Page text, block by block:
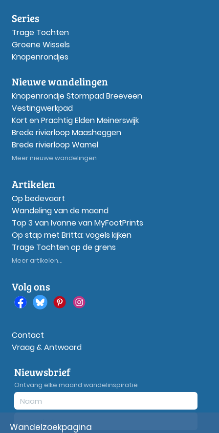
Series
Trage Tochten
Groene Wissels
Knopenrondjes
Nieuwe wandelingen
Knopenrondje Stormpad Breeveen
Vestingwerkpad
Kort en Prachtig Elden Meinerswijk
Brede rivierloop Maasheggen
Brede rivierloop Wamel
Meer nieuwe wandelingen
Artikelen
Op bedevaart
Wandeling van de maand
Top 3 van Ivonne van MyFootPrints
Op stap met Britta: vogels kijken
Trage Tochten op de grens
Meer artikelen...
Volg ons
Contact
Vraag & Antwoord
Nieuwsbrief
Ontvang elke maand wandelinspiratie
Wandelzoekpagina